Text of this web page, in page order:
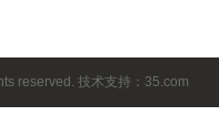
reserved. 技术支持：35.com